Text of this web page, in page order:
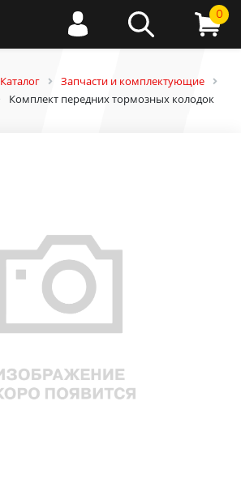
0
Каталог
Запчасти и комплектующие
Комплект передних тормозных колодок